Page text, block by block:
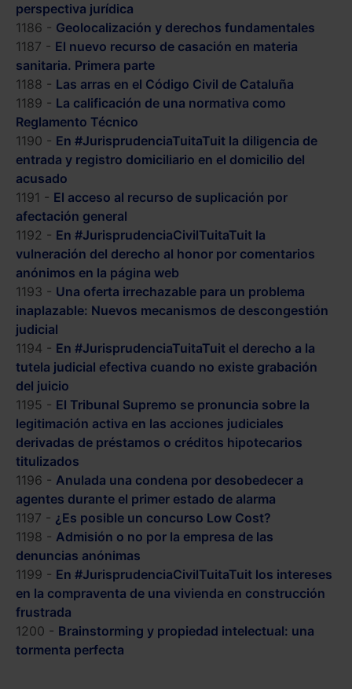
perspectiva jurídica
1186 - Geolocalización y derechos fundamentales
1187 - El nuevo recurso de casación en materia
sanitaria. Primera parte
1188 - Las arras en el Código Civil de Cataluña
1189 - La calificación de una normativa como
Reglamento Técnico
1190 - En #JurisprudenciaTuitaTuit la diligencia de
entrada y registro domiciliario en el domicilio del
acusado
1191 - El acceso al recurso de suplicación por
afectación general
1192 - En #JurisprudenciaCivilTuitaTuit la
vulneración del derecho al honor por comentarios
anónimos en la página web
1193 - Una oferta irrechazable para un problema
inaplazable: Nuevos mecanismos de descongestión
judicial
1194 - En #JurisprudenciaTuitaTuit el derecho a la
tutela judicial efectiva cuando no existe grabación
del juicio
1195 - El Tribunal Supremo se pronuncia sobre la
legitimación activa en las acciones judiciales
derivadas de préstamos o créditos hipotecarios
titulizados
1196 - Anulada una condena por desobedecer a
agentes durante el primer estado de alarma
1197 - ¿Es posible un concurso Low Cost?
1198 - Admisión o no por la empresa de las
denuncias anónimas
1199 - En #JurisprudenciaCivilTuitaTuit los intereses
en la compraventa de una vivienda en construcción
frustrada
1200 - Brainstorming y propiedad intelectual: una
tormenta perfecta